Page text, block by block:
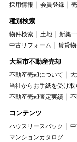
採用情報
会員登録
種別検索
物件検索 土地 新築
中古リフォーム
賃貸
大垣市不動産売却
不動産売却について
当社からお手紙を受け
不動産売却査定実績
コンテンツ
ハウスリースバック
マンションカタログ